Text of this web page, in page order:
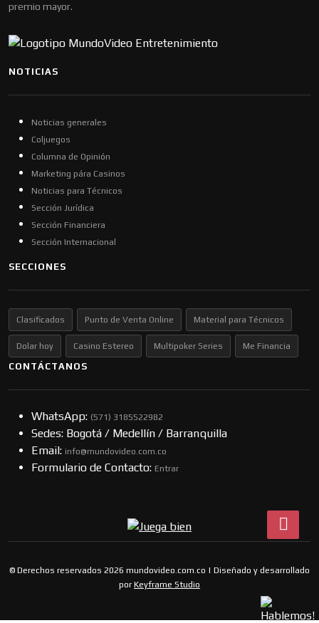
premio mayor.
NOTICIAS
Noticias generales
Coljuegos
Columna de Opinión
Marketing pára Casinos
Noticias para Técnicos
Sección Jurídica
Sección Financiera
Sección Internacional
SECCIONES
Clasificados Punto de Venta Online Material para Técnicos
Dolar hoy Casino Estereo Multipoker Series Me Financia
CONTÁCTANOS
WhatsApp: (57​​1) 3185522982
Sedes: Bogotá / Medellín / Barranquilla
Email: info@mundovideo.com.co
Formulario de Contacto: Entrar
© Derechos reservados 2026 mundovideo.com.co | Diseñado y desarrollado
por Keyframe Studio